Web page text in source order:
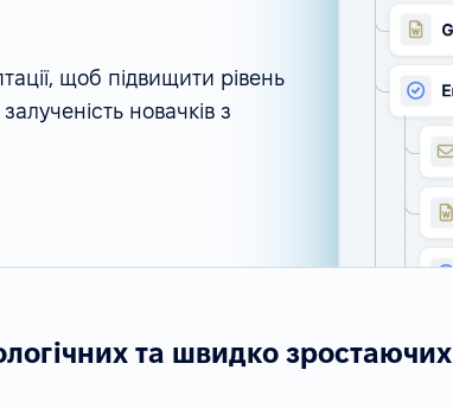
щоб підвищити рівень
новачків з
та швидко зростаючих